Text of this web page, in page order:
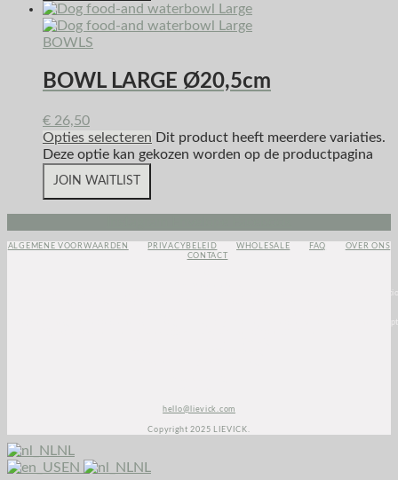
BOWLS
BOWL LARGE Ø20,5cm
€ 26,50
Opties selecteren Dit product heeft meerdere variaties.
Deze optie kan gekozen worden op de productpagina
JOIN WAITLIST
ALGEMENE VOORWAARDEN PRIVACYBELEID WHOLESALE FAQ
OVER ONS
CONTACT
hello@lievick.com
Copyright 2025 LIEVICK.
NL
EN
NL